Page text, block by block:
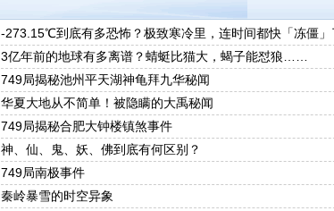
-273.15℃到底有多恐怖？极致寒冷里，连时间都快「冻僵」
3亿年前的地球有多离谱？蜻蜓比猫大，蝎子能怼狼……
749局揭秘池州平天湖神龟拜九华秘闻
华夏大地从不简单！被隐瞒的大禹秘闻
749局揭秘合肥大钟楼镇煞事件
神、仙、鬼、妖、佛到底有何区别？
749局南极事件
秦岭暴雪的时空异象